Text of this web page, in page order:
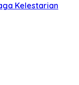
Kelestarian